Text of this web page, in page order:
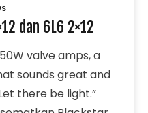
dan 6L6 2×12
valve amps, a
sounds great and
there be light.”